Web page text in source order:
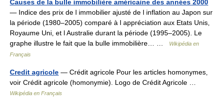
Causes de la bulle immobilière américaine des années 2000
— Indice des prix de l immobilier ajusté de l inflation au Japon sur
la période (1980–2005) comparé à l appréciation aux Etats Unis,
Royaume Uni, et l Australie durant la période (1995–2005). Le
graphe illustre le fait que la bulle immobilière… …
Wikipédia en
Français
Credit agricole — Crédit agricole Pour les articles homonymes,
voir Crédit agricole (homonymie). Logo de Crédit Agricole …
Wikipédia en Français